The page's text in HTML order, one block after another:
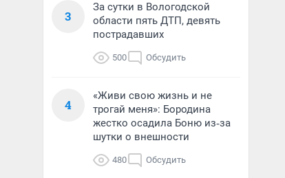
3
За сутки в Вологодской
области пять ДТП, девять
пострадавших
500 Обсудить
4
«Живи свою жизнь и не
трогай меня»: Бородина
жестко осадила Боню из‑за
шутки о внешности
480 Обсудить